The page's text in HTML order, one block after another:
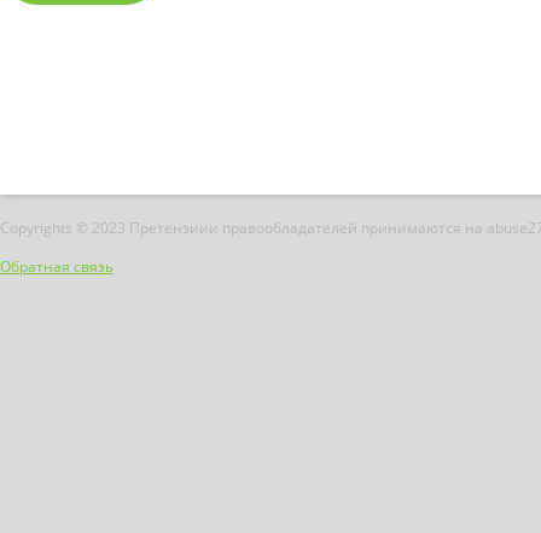
Copyrights © 2023 Претензиии правообладателей принимаются на
Обратная связь